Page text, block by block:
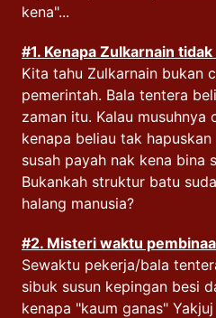
kena"...
#1. Kenapa Zulkarnain
Kita tahu Zulkarnain bukan
pemerintah. Bala tentera
zaman itu. Kalau musuhnya
kenapa beliau tak hapuskan
susah payah nak kena bina
Bukankah struktur batu
halang manusia?
#2. Misteri waktu
Sewaktu pekerja/bala
sibuk susun kepingan besi
kenapa "kaum ganas"